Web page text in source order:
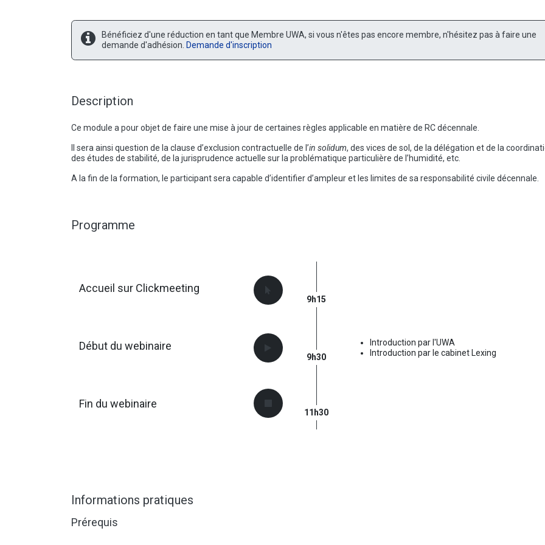
Bénéficiez d'une réduction en tant que Membre UWA, si vous n'êtes pas encore membre, n'hésitez pas à faire une
demande d'adhésion. Demande d'inscription
Description
Ce module a pour objet de faire une mise à jour de certaines règles applicable en matière de RC décennale.
Il sera ainsi question de la clause d’exclusion contractuelle de l’in solidum, des vices de sol, de la délégation et de la
des études de stabilité, de la jurisprudence actuelle sur la problématique particulière de l’humidité, etc.
A la fin de la formation, le participant sera capable d’identifier d’ampleur et les limites de sa responsabilité civile décennale.
Programme
9h15
Accueil sur Clickmeeting
9h30
Début du webinaire
Introduction par l'UWA
Introduction par le cabinet Lexing
11h30
Fin du webinaire
Informations pratiques
Prérequis